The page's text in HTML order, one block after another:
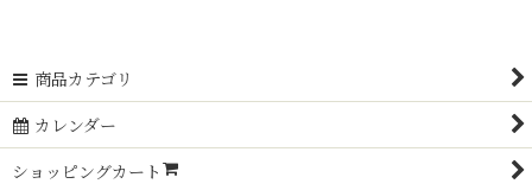
商品カテゴリ
カレンダー
ショッピングカート